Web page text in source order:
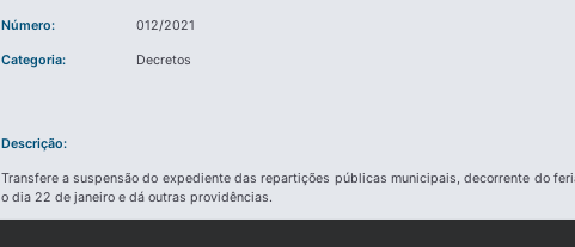
Número: 012/2021
Categoria: Decretos
Descrição:
Transfere a suspensão do expediente das repartições públicas municipais, decorrente do
o dia 22 de janeiro e dá outras providências.